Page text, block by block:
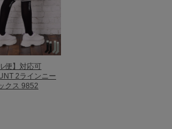
便】対応可
2ラインニー
クス 9852